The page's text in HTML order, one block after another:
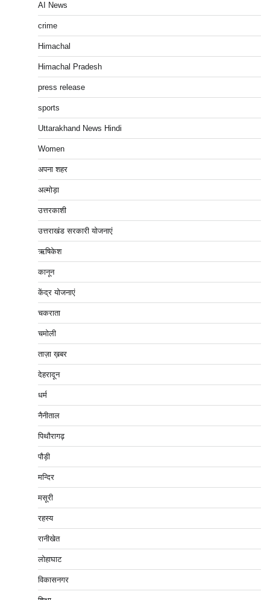
AI News
crime
Himachal
Himachal Pradesh
press release
sports
Uttarakhand News Hindi
Women
अपना शहर
अल्मोड़ा
उत्तरकाशी
उत्तराखंड सरकारी योजनाएं
ऋषिकेश
कानून
केंद्र योजनाएं
चकराता
चमोली
ताज़ा ख़बर
देहरादून
धर्म
नैनीताल
पिथौरागढ़
पौड़ी
मन्दिर
मसूरी
रहस्य
रानीखेत
लोहाघाट
विकासनगर